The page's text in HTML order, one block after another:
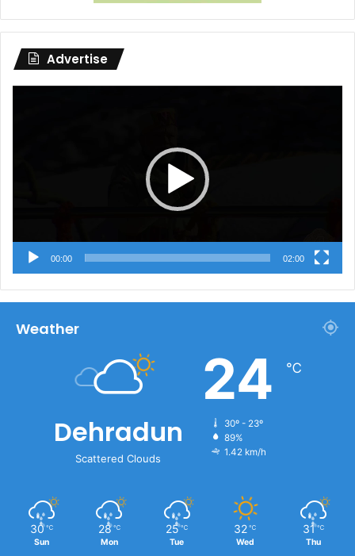
Advertise
00:00 02:00
Weather
Dehradun
Scattered Clouds
24 ℃
30º - 23º
89%
1.42 km/h
30 ℃
Sun
28 ℃
Mon
25 ℃
Tue
32 ℃
Wed
31 ℃
Thu